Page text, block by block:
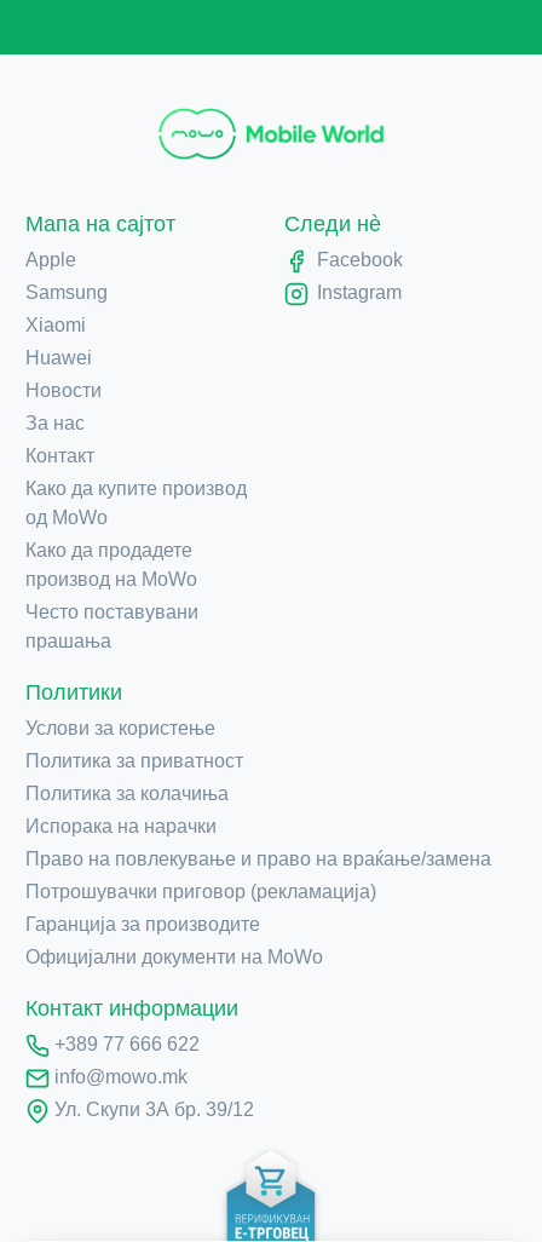
Мапа на сајтот
Apple
Samsung
Xiaomi
Huawei
Новости
За нас
Контакт
Како да купите производ
од MoWo
Како да продадете
производ на MoWo
Често поставувани
прашања
Политики
Услови за користење
Политика за приватност
Политика за колачиња
Испорака на нарачки
Право на повлекување и право на враќање/замена
Потрошувачки приговор (рекламација)
Гаранција за производите
Официјални документи на MoWo
Контакт информации
+389 77 666 622
info@mowo.mk
Ул. Скупи 3А бр. 39/12
Следи нè
Facebook
Instagram